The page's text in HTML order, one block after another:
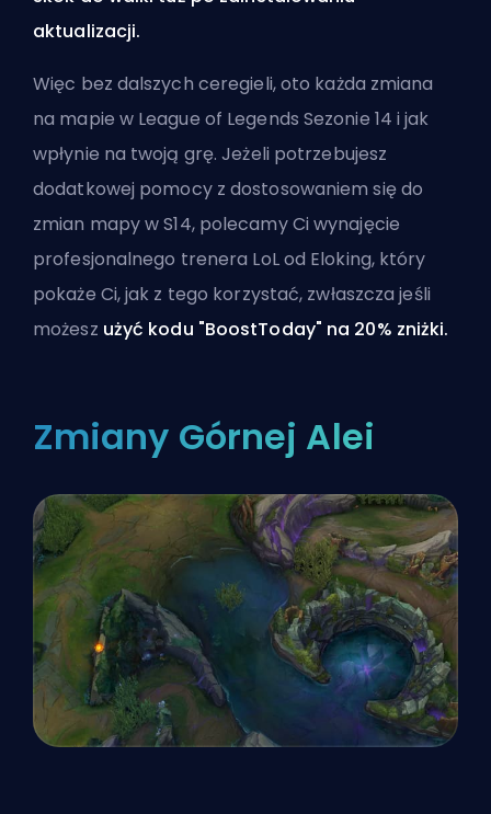
aktualizacji.
Więc bez dalszych ceregieli, oto każda zmiana
na mapie w League of Legends Sezonie 14 i jak
wpłynie na twoją grę. Jeżeli potrzebujesz
dodatkowej pomocy z dostosowaniem się do
zmian mapy w S14, polecamy Ciwynajęcie
profesjonalnego trenera LoL od Eloking, który
pokaże Ci, jak z tego korzystać, zwłaszcza jeśli
możesz użyć kodu "BoostToday" na 20% zniżki.
Zmiany Górnej Alei